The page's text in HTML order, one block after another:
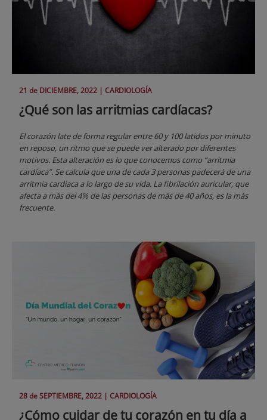
21 de DICIEMBRE, 2022 | CARDIOLOGÍA
¿Qué son las arritmias cardíacas?
El corazón late de forma regular entre 60 y 100 latidos por minuto
en reposo, un ritmo que se puede ver alterado por diferentes
motivos. Esta alteración es lo que conocemos como “arritmia
cardíaca”. Se calcula que una de cada 3 personas padecerá de una
arritmia cardiaca a lo largo de su vida. La fibrilación auricular, que
afecta a más del 4% de las personas de más de 40 años, es la más
frecuente.
28 deSEPTIEMBRE, 2022 | CARDIOLOGÍA
¿Cómo cuidar de tu corazón en tu día a